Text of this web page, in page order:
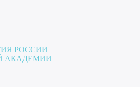
РОССИИ
АКАДЕМИИ